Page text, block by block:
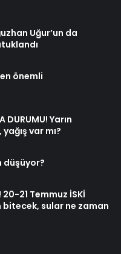
Uğur’un da
en önemli
Yarın
var mı?
düşüyor?
21 Temmuz İSKİ
bitecek, sular ne zaman